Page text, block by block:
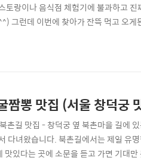
토랑이나 음식점 체험기에 불과하고
그런데 이번에 찾아가 잔뜩 먹고 오
맛있게 먹고 온 곳이라 꼭 한번쯤 추
짬뽕 맛집 (서울 창덕궁
촌길 맛집 - 창덕궁 옆 북촌마을 길에
다녀왔습니다. 북촌길에서는 제일 유
있다는 곳에 소문을 듣고 가면 기대